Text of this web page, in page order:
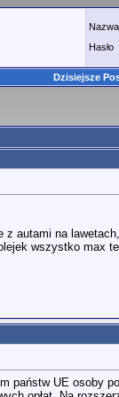
Hasło
Dzisiejsze
z autami na
wszystko max
państw UE osoby